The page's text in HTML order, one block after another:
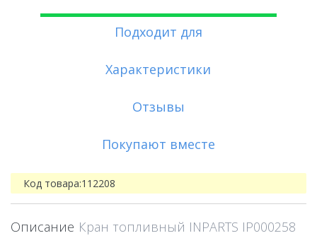
Подходит для
Характеристики
Отзывы
Покупают вместе
Код товара:112208
Описание Кран топливный INPARTS IP000258